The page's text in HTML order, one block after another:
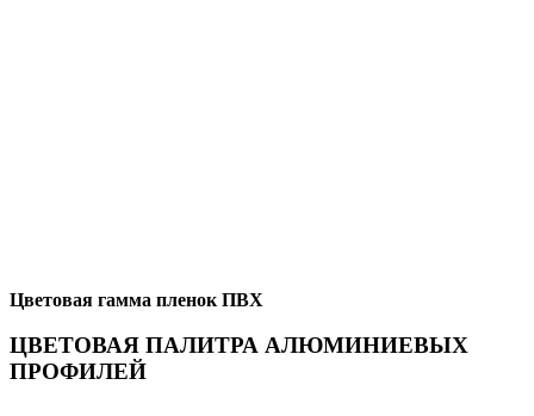
Цветовая гамма пленок ПВХ
ЦВЕТОВАЯ ПАЛИТРА АЛЮМИНИЕВЫХ
ПРОФИЛЕЙ